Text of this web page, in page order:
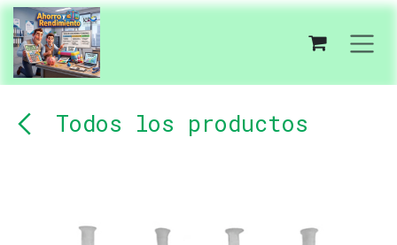
Ir al contenido
Todos los productos